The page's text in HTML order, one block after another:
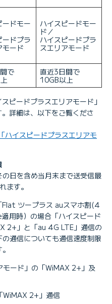
ードモー
ードプラ
モード
ハイスピードモー
ド／
ハイスピードプラ
スエリアモード
で
直近3日間で
10GB以上
ピードプラスエリアモード」
詳細は、以下をご覧くださ
ハイスピードプラスエリアモ
日を含め当月末まで送受信最
ます。
Flat ツープラス auスマホ割(4
用時）の場合「ハイスピード
2+」と「au 4G LTE」通信の
通信についても通信速度制限
モード」の「WiMAX 2+」及
WiMAX 2+」通信